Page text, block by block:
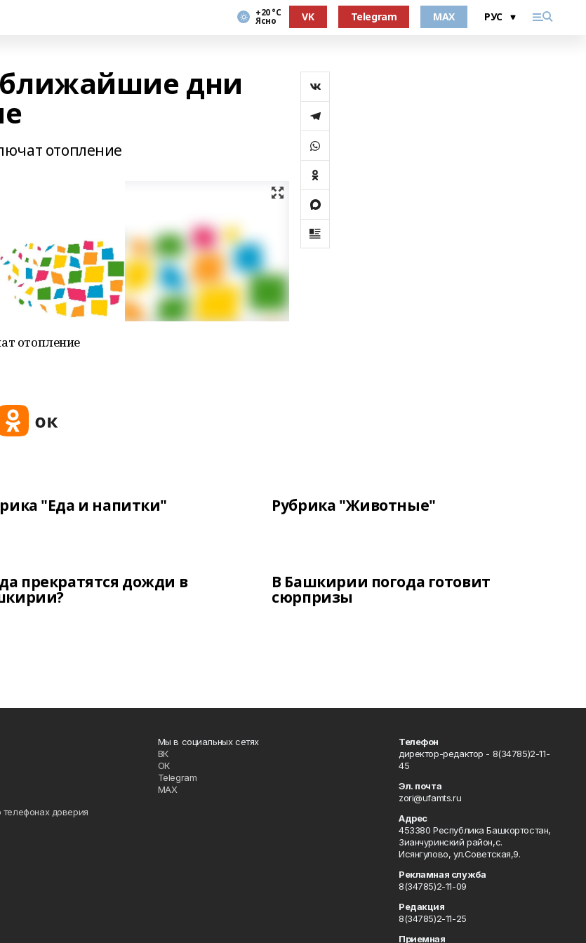
+20 °С
Ясно VK Telegram MAX
ближайшие дни
отопление
отопление
"Еда и напитки" Рубрика "Животные"
прекратятся дожди в В Башкирии погода готовит
сюрпризы
доверия
Мы в социальных сетях
ВК
ОК
Telegram
MAX
Телефон
директор-редактор - 8(34785)2-11-
45
Эл. почта
zori@ufamts.ru
Адрес
453380 Республика Башкортостан,
Зианчуринский район,с.
Исянгулово, ул.Советская,9.
Рекламная служба
8(34785)2-11-09
Редакция
8(34785)2-11-25
Приемная